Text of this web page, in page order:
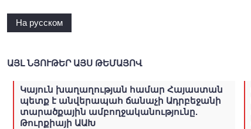
На русском
ԱՅԼ ՆՅՈՒԹԵՐ ԱՅՍ ԹԵՄԱՅՈՎ
Կայուն խաղաղության համար Հայաստան
պետք է անվերապահ ճանաչի Ադրբեջանի
տարածքային ամբողջականությունը.
Թուրքիայի ԱԱԽ